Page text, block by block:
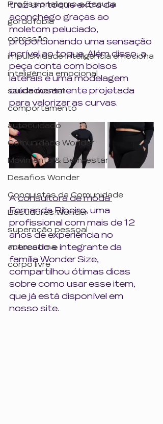
Profissionalismo e Escuta
gordofobia
opressão
impulsividade inteligência emociona
inteligência emocional
saúde mental
comportamento
autocuidado
Comunidade Wonder
Movimento & Bem-estar
Desafios Wonder
Conquistas da Comunidade
Bastidores Wonder
superação pessoal
autoestima
corpo livre
traz um toque extra de
aconchego graças ao
moletom peluciado,
proporcionando uma sensação
incrível ao toque. Além disso, a
peça conta com bolsos
laterais e uma modelagem
cuidadosamente projetada
para valorizar as curvas.
A consultora de moda
Fernanda Ribeiro, uma
profissional com mais de 12
anos de experiência no
mercado e integrante da
família Wonder Size,
compartilhou ótimas dicas
sobre como usar esse item,
que já está disponível em
nosso site.